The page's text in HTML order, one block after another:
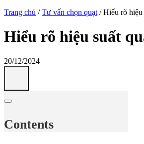
Trang chủ /Tư vấn chọn quạt /Hiểu rõ hiệu
Hiểu rõ hiệu suất
20/12/2024
Contents